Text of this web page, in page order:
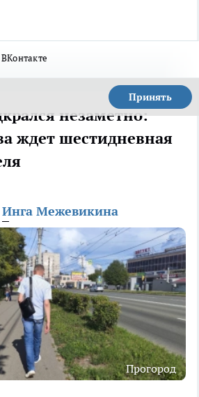
Принять
незаметно:
ждет шестидневная
Инга Межевикина
Прогород